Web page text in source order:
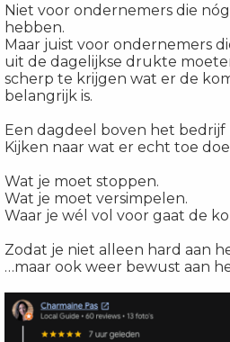
Niet voor ondernemers die
hebben.
Maar juist voor ondernemers
uit de dagelijkse drukte
scherp te krijgen wat er de
belangrijk is.
Een dagdeel boven het bedrijf
Kijken naar wat er echt toe
Wat je moet stoppen.
Wat je moet versimpelen.
Waar je wél vol voor gaat de
Zodat je niet alleen hard aan
…maar ook weer bewust aan